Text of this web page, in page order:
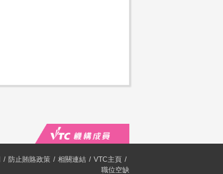
防止賄賂政策 相關連結
VTC主頁
職位空缺